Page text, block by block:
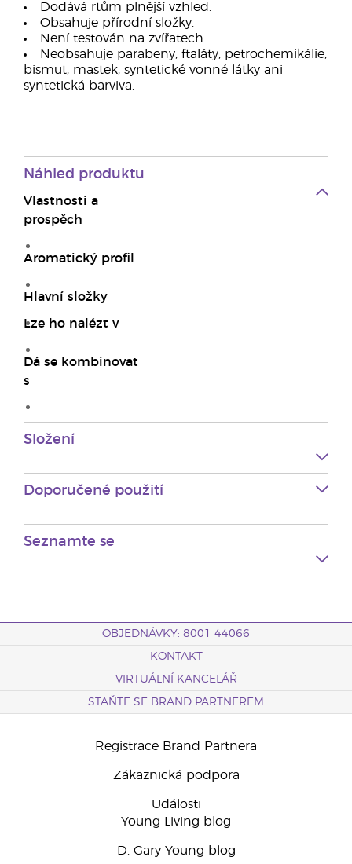
Dodává rtům plnější vzhled.
Obsahuje přírodní složky.
Není testován na zvířatech.
Neobsahuje parabeny, ftaláty, petrochemikálie,
bismut, mastek, syntetické vonné látky ani
syntetická barviva.
Náhled produktu
Vlastnosti a
prospěch
Aromatický profil
Hlavní složky
Lze ho nalézt v
Dá se kombinovat
s
Složení
Doporučené použití
Seznamte se
OBJEDNÁVKY: 8001 44066
KONTAKT
VIRTUÁLNÍ KANCELÁŘ
STAŇTE SE BRAND PARTNEREM
Registrace Brand Partnera
Zákaznická podpora
Události
Young Living blog
D. Gary Young blog